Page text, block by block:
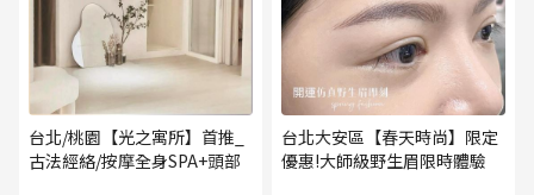
台北/桃園【光之寓所】首推_
古法經絡/按摩全身SPA+頭部
台北大安區【春天時尚】限定
優惠!大師級野生眉限時體驗